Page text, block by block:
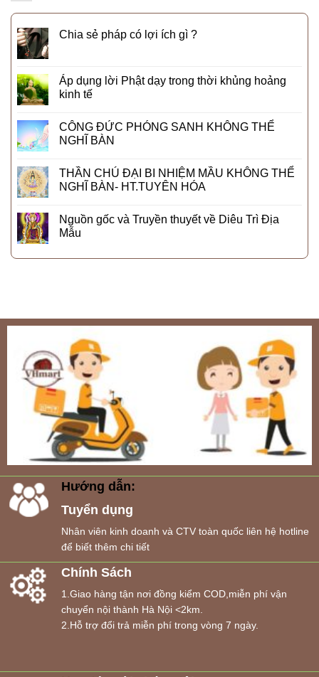
Chia sẻ pháp có lợi ích gì ?
Áp dụng lời Phật dạy trong thời khủng hoảng
kinh tế
CÔNG ĐỨC PHÓNG SANH KHÔNG THỂ
NGHĨ BÀN
THẦN CHÚ ĐẠI BI NHIỆM MẦU KHÔNG THỂ
NGHĨ BÀN- HT.TUYÊN HÓA
Nguồn gốc và Truyền thuyết về Diêu Trì Địa
Mẫu
Hướng dẫn:
Tuyển dụng
Nhân viên kinh doanh và CTV toàn quốc liên hệ hotline
để biết thêm chi tiết
Chính Sách
1.Giao hàng tận nơi đồng kiểm COD,miễn phí vận
chuyển nội thành Hà Nội <2km.
2.Hỗ trợ đổi trả miễn phí trong vòng 7 ngày.